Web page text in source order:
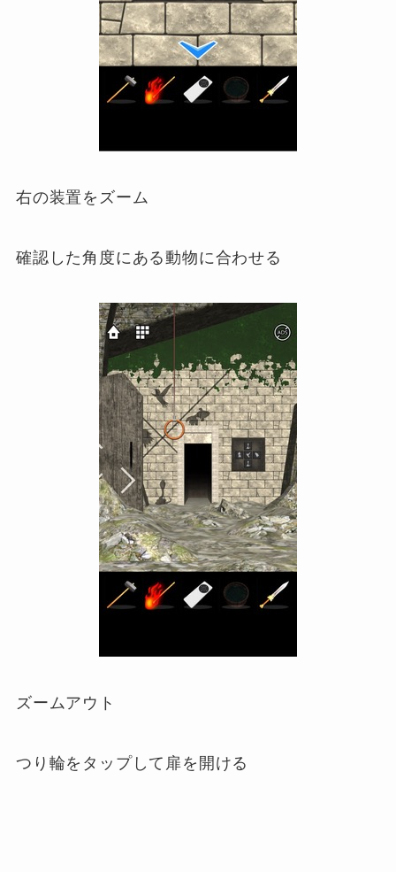
右の装置をズーム
確認した角度にある動物に合わせる
ズームアウト
つり輪をタップして扉を開ける